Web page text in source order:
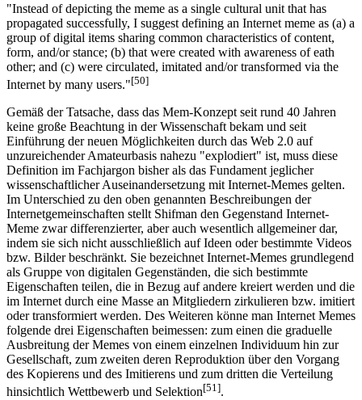
"Instead of depicting the meme as a single cultural unit that has
propagated successfully, I suggest defining an Internet meme as (a) a
group of digital items sharing common characteristics of content,
form, and/or stance; (b) that were created with awareness of eath
other; and (c) were circulated, imitated and/or transformed via the
Internet by many users."[50]
Gemäß der Tatsache, dass das Mem-Konzept seit rund 40 Jahren
keine große Beachtung in der Wissenschaft bekam und seit
Einführung der neuen Möglichkeiten durch das Web 2.0 auf
unzureichender Amateurbasis nahezu "explodiert" ist, muss diese
Definition im Fachjargon bisher als das Fundament jeglicher
wissenschaftlicher Auseinandersetzung mit Internet-Memes gelten.
Im Unterschied zu den oben genannten Beschreibungen der
Internetgemeinschaften stellt Shifman den Gegenstand Internet-
Meme zwar differenzierter, aber auch wesentlich allgemeiner dar,
indem sie sich nicht ausschließlich auf Ideen oder bestimmte Videos
bzw. Bilder beschränkt. Sie bezeichnet Internet-Memes grundlegend
als Gruppe von digitalen Gegenständen, die sich bestimmte
Eigenschaften teilen, die in Bezug auf andere kreiert werden und die
im Internet durch eine Masse an Mitgliedern zirkulieren bzw. imitiert
oder transformiert werden. Des Weiteren könne man Internet Memes
folgende drei Eigenschaften beimessen: zum einen die graduelle
Ausbreitung der Memes von einem einzelnen Individuum hin zur
Gesellschaft, zum zweiten deren Reproduktion über den Vorgang
des Kopierens und des Imitierens und zum dritten die Verteilung
hinsichtlich Wettbewerb und Selektion[51].